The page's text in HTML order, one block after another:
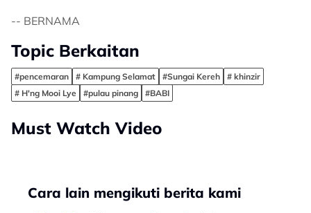
-- BERNAMA
Topic Berkaitan
#pencemaran # Kampung Selamat #Sungai Kereh
# khinzir
# H'ng Mooi Lye
#pulau pinang #BABI
Must Watch Video
Cara lain mengikuti berita kami